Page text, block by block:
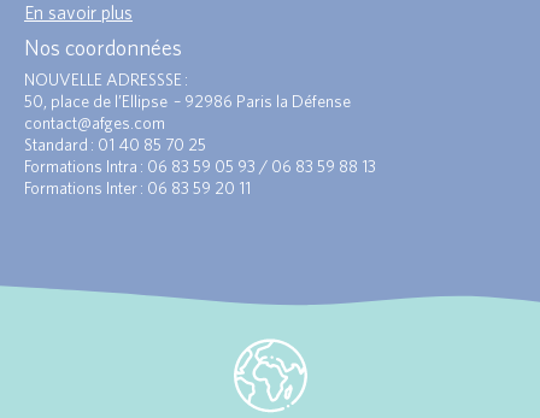
En savoir plus
Nos coordonnées
NOUVELLE ADRESSSE :
50, place de l’Ellipse – 92986 Paris la Défense
contact@afges.com
Standard : 01 40 85 70 25
Formations Intra : 06 83 59 05 93 / 06 83 59 88 13
Formations Inter : 06 83 59 20 11